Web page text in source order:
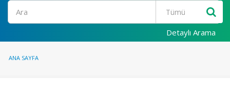
Ara
Detaylı Arama
ANA SAYFA